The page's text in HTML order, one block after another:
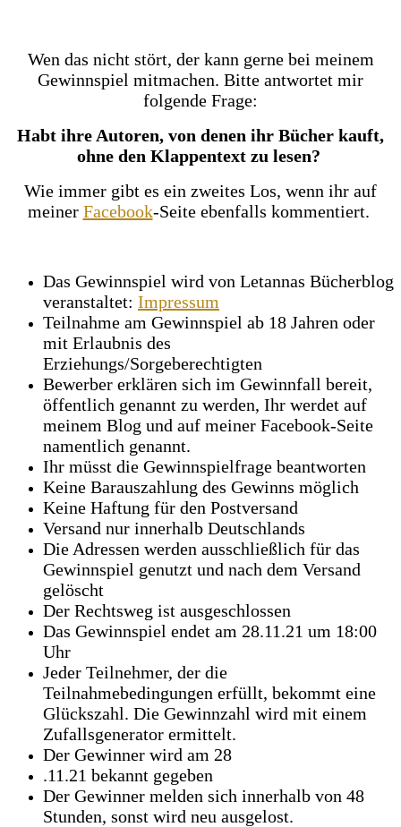
Wen das nicht stört, der kann gerne bei meinem
Gewinnspiel mitmachen. Bitte antwortet mir
folgende Frage:
Habt ihre Autoren, von denen ihr Bücher kauft,
ohne den Klappentext zu lesen?
Wie immer gibt es ein zweites Los, wenn ihr auf
meiner Facebook-Seite ebenfalls kommentiert.
Das Gewinnspiel wird von Letannas Bücherblog
veranstaltet: Impressum
Teilnahme am Gewinnspiel ab 18 Jahren oder
mit Erlaubnis des
Erziehungs/Sorgeberechtigten
Bewerber erklären sich im Gewinnfall bereit,
öffentlich genannt zu werden, Ihr werdet auf
meinem Blog und auf meiner Facebook-Seite
namentlich genannt.
Ihr müsst die Gewinnspielfrage beantworten
Keine Barauszahlung des Gewinns möglich
Keine Haftung für den Postversand
Versand nur innerhalb Deutschlands
Die Adressen werden ausschließlich für das
Gewinnspiel genutzt und nach dem Versand
gelöscht
Der Rechtsweg ist ausgeschlossen
Das Gewinnspiel endet am 28.11.21 um 18:00
Uhr
Jeder Teilnehmer, der die
Teilnahmebedingungen erfüllt, bekommt eine
Glückszahl. Die Gewinnzahl wird mit einem
Zufallsgenerator ermittelt.
Der Gewinner wird am 28
.11.21 bekannt gegeben
Der Gewinner melden sich innerhalb von 48
Stunden, sonst wird neu ausgelost.